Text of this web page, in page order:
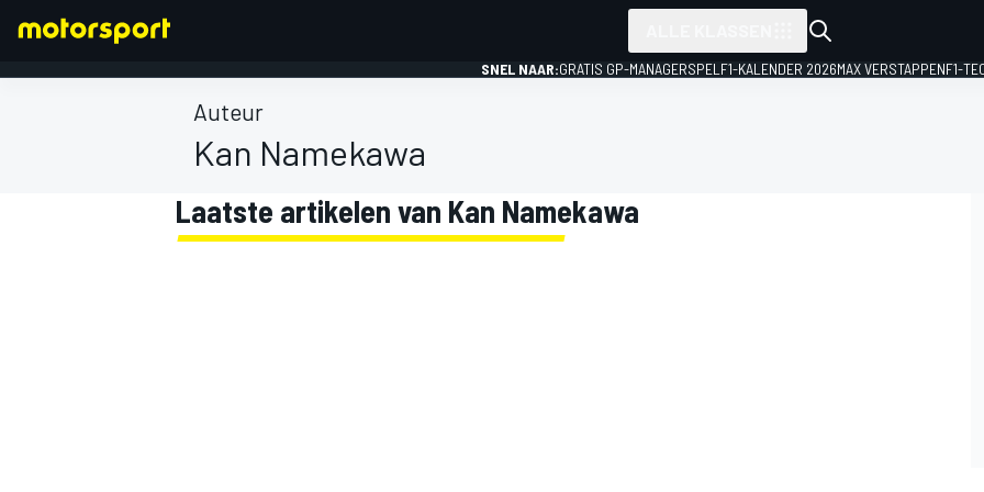
SNEL NAAR:GRATIS GP-MANAGERSPEL F1-KALENDER 2026MAX VERSTAPPENF1-
Auteur
Kan Namekawa
Laatste artikelen van Kan Namekawa